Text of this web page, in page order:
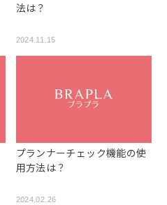
法は？
2024.11.15
プランナーチェック機能の使
用方法は？
2024.02.26